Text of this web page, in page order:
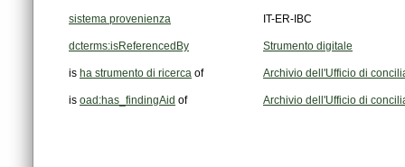
sistema provenienza IT-ER-IBC
dcterms:isReferencedBy Strumento digitale
is ha strumento di ricerca of Archivio dell'Ufficio di
is oad:has_findingAid of Archivio dell'Ufficio di